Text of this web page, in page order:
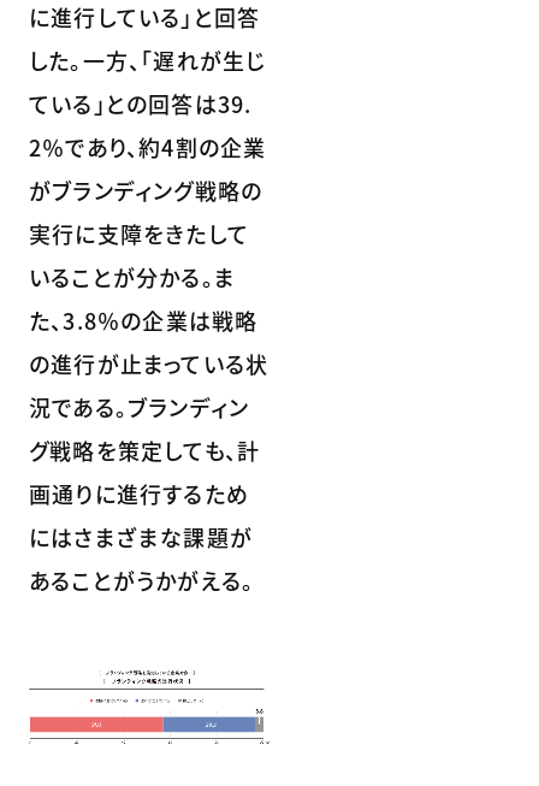
に進行している」と回答
した。一方、「遅れが生じ
ている」との回答は39.
2％であり、約4割の企業
がブランディング戦略の
実行に支障をきたして
いることが分かる。ま
た、3.8％の企業は戦略
の進行が止まっている状
況である。ブランディン
グ戦略を策定しても、計
画通りに進行するため
にはさまざまな課題が
あることがうかがえる。